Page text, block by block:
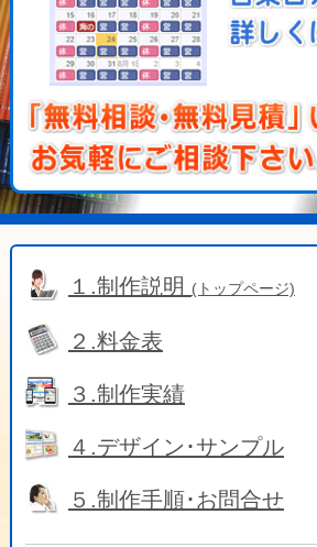
１.制作説明 (トップページ)
２.料金表
３.制作実績
４.デザイン･サンプル
５.制作手順･お問合せ